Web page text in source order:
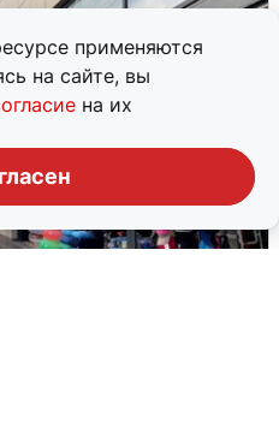
применяются
на сайте, вы
на их